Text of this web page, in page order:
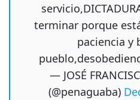
terminar porque
paciencia y
— JOSÉ
(@penaguaba)